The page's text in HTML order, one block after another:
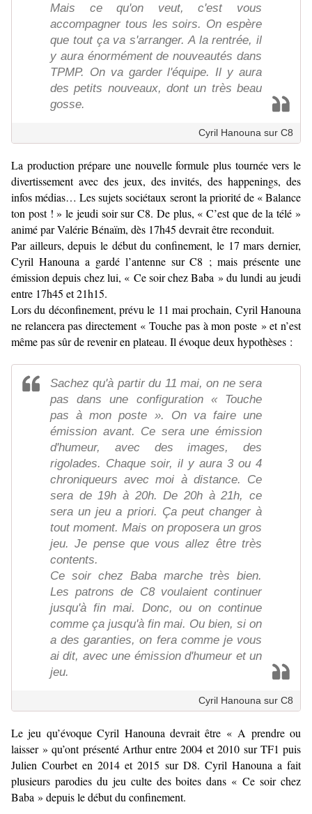
Mais ce qu'on veut, c'est vous
accompagner tous les soirs. On espère
que tout ça va s'arranger. A la rentrée, il
y aura énormément de nouveautés dans
TPMP. On va garder l'équipe. Il y aura
des petits nouveaux, dont un très beau
gosse.
Cyril Hanouna sur C8
La production prépare une nouvelle formule plus tournée vers le
divertissement avec des jeux, des invités, des happenings, des
infos médias… Les sujets sociétaux seront la priorité de « Balance
ton post ! » le jeudi soir sur C8. De plus, « C’est que de la télé »
animé par Valérie Bénaïm, dès 17h45 devrait être reconduit.
Par ailleurs, depuis le début du confinement, le 17 mars dernier,
Cyril Hanouna a gardé l’antenne sur C8 ; mais présente une
émission depuis chez lui, « Ce soir chez Baba » du lundi au jeudi
entre 17h45 et 21h15.
Lors du déconfinement, prévu le 11 mai prochain, Cyril Hanouna
ne relancera pas directement « Touche pas à mon poste » et n’est
même pas sûr de revenir en plateau. Il évoque deux hypothèses :
Sachez qu'à partir du 11 mai, on ne sera
pas dans une configuration « Touche
pas à mon poste ». On va faire une
émission avant. Ce sera une émission
d'humeur, avec des images, des
rigolades. Chaque soir, il y aura 3 ou 4
chroniqueurs avec moi à distance. Ce
sera de 19h à 20h. De 20h à 21h, ce
sera un jeu a priori. Ça peut changer à
tout moment. Mais on proposera un gros
jeu. Je pense que vous allez être très
contents.
Ce soir chez Baba marche très bien.
Les patrons de C8 voulaient continuer
jusqu'à fin mai. Donc, ou on continue
comme ça jusqu'à fin mai. Ou bien, si on
a des garanties, on fera comme je vous
ai dit, avec une émission d'humeur et un
jeu.
Cyril Hanouna sur C8
Le jeu qu’évoque Cyril Hanouna devrait être « A prendre ou
laisser » qu’ont présenté Arthur entre 2004 et 2010 sur TF1 puis
Julien Courbet en 2014 et 2015 sur D8. Cyril Hanouna a fait
plusieurs parodies du jeu culte des boites dans « Ce soir chez
Baba » depuis le début du confinement.